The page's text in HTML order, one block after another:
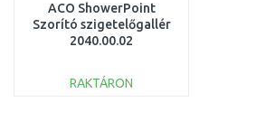
ACO ShowerPoint
Szorító szigetelőgallér
2040.00.02
RAKTÁRON